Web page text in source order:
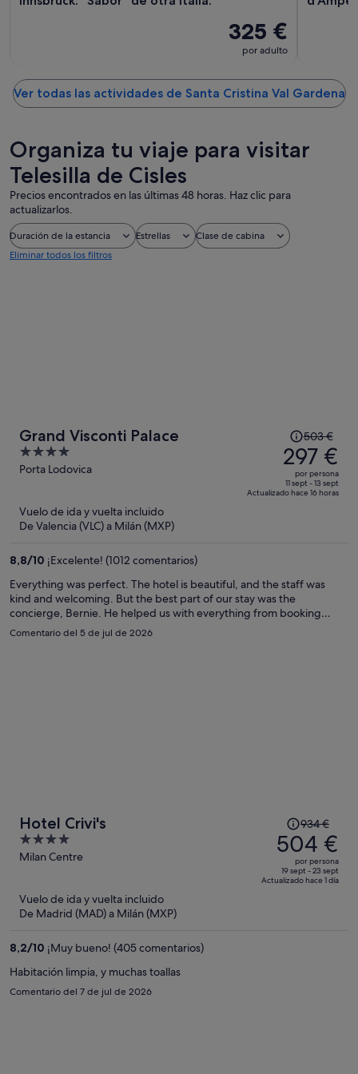
325 €
por adulto
Ver todas las actividades de Santa Cristina Val Gardena
Organiza tu viaje para visitar
Telesilla de Cisles
Precios encontrados en las últimas 48 horas. Haz clic para
actualizarlos.
Duración de la estancia Estrellas
Clase de cabina
Eliminar todos los filtros
Grand Visconti Palace
4
out
Porta Lodovica
El
precio
era
de
503 €,
por
persona
503 €
297 €
por persona
11 sept - 13 sept
Actualizado hace 16 horas
Vuelo de ida y vuelta incluido
De Valencia (VLC) a Milán (MXP)
8,8/10 ¡Excelente! (1012 comentarios)
Everything was perfect. The hotel is beautiful, and the staff was
kind and welcoming. But the best part of our stay was the
concierge, Bernie. He helped us with everything from booking
excellent restaurants to arranging our train tickets and rental car. He
made our trip so easy and enjoyable. Thank you so much, Bernie, for
Comentario del 5 de jul de 2026
Hotel Crivi's
4
out
Milan Centre
precio
era
de
934 €,
934 €
504 €
por persona
19 sept - 23 sept
Actualizado hace 1 día
Vuelo de ida y vuelta incluido
De Madrid (MAD) a Milán (MXP)
8,2/10 ¡Muy bueno! (405 comentarios)
Habitación limpia, y muchas toallas
Comentario del 7 de jul de 2026